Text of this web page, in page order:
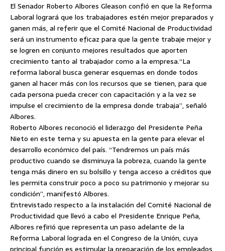
El Senador Roberto Albores Gleason confió en que la Reforma
Laboral logrará que los trabajadores estén mejor preparados y
ganen más, al referir que el Comité Nacional de Productividad
será un instrumento eficaz para que la gente trabaje mejor y
se logren en conjunto mejores resultados que aporten
crecimiento tanto al trabajador como a la empresa.“La
reforma laboral busca generar esquemas en donde todos
ganen al hacer más con los recursos que se tienen, para que
cada persona pueda crecer con capacitación y a la vez se
impulse el crecimiento de la empresa donde trabaja”, señaló
Albores.
Roberto Albores reconoció el liderazgo del Presidente Peña
Nieto en este tema y su apuesta en la gente para elevar el
desarrollo económico del país. “Tendremos un país más
productivo cuando se disminuya la pobreza, cuando la gente
tenga más dinero en su bolsillo y tenga acceso a créditos que
les permita construir poco a poco su patrimonio y mejorar su
condición”, manifestó Albores.
Entrevistado respecto a la instalación del Comité Nacional de
Productividad que llevó a cabo el Presidente Enrique Peña,
Albores refirió que representa un paso adelante de la
Reforma Laboral lograda en el Congreso de la Unión, cuya